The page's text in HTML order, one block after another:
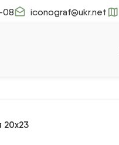
08 iconograf@ukr.net
20х23